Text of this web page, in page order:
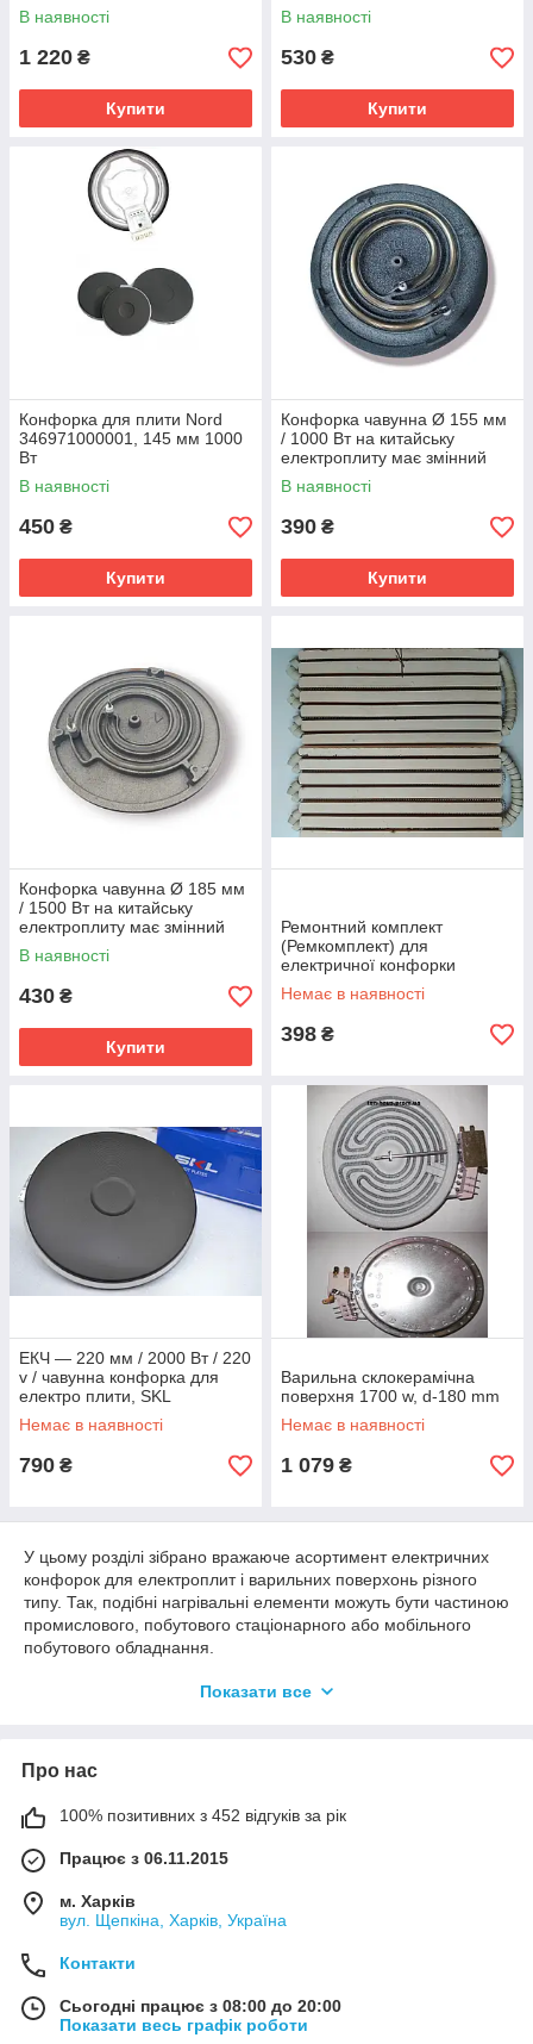
В наявності
1 220 ₴
Купити
В наявності
530 ₴
Купити
Конфорка для плити Nord
346971000001, 145 мм 1000
Вт
В наявності
450 ₴
Купити
Конфорка чавунна Ø 155 мм
/ 1000 Вт на китайську
електроплиту має змінний
тен
В наявності
390 ₴
Купити
Конфорка чавунна Ø 185 мм
/ 1500 Вт на китайську
електроплиту має змінний
тен
В наявності
430 ₴
Купити
Ремонтний комплект
(Ремкомплект) для
електричної конфорки
КЕ-0,12/3 кВт
Немає в наявності
398 ₴
ЕКЧ — 220 мм / 2000 Вт / 220
v / чавунна конфорка для
електро плити, SKL
Немає в наявності
790 ₴
Варильна склокерамічна
поверхня 1700 w, d-180 mm
Немає в наявності
1 079 ₴
У цьому розділі зібрано вражаюче асортимент електричних
конфорок для електроплит і варильних поверхонь різного
типу. Так, подібні нагрівальні елементи можуть бути частиною
промислового, побутового стаціонарного або мобільного
побутового обладнання.
керамічну та чавунну. Продукцію з кераміки встановлюють у
одну, дві, чотири конфорки.
звертайтесь.
Чавунні, керамічні конфорки для електроплит та варильних
Всі пропоновані конфорки для електроплит і варильних
поверхонь (як керамічні, так і чавунні) з даного розділу мають
виробництво у відповідність до ТЗ;
висока якість матеріалів виготовлення;
Показати все
Про нас
100% позитивних з 452 відгуків за рік
Працює з 06.11.2015
м. Харків
вул. Щепкіна, Харків, Україна
Контакти
Сьогодні працює з 08:00 до 20:00
Показати весь графік роботи